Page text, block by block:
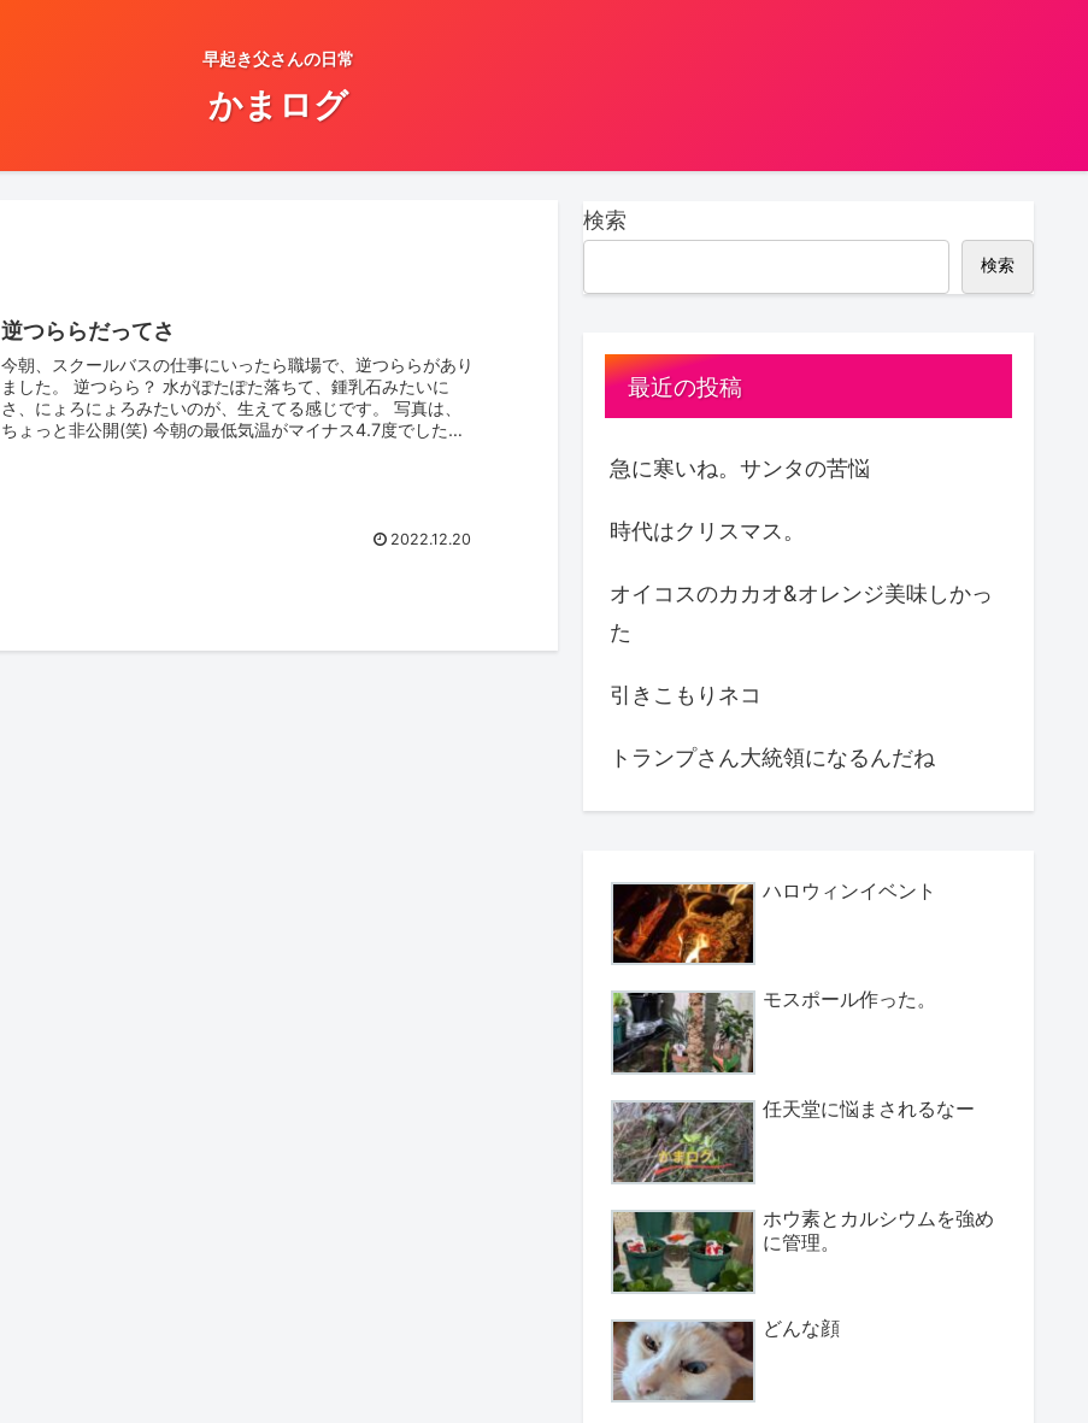
早起き父さんの日常
かまログ
逆つららだってさ
今朝、スクールバスの仕事にいったら職場で、逆つららがあり
ました。 逆つらら？ 水がぽたぽた落ちて、鍾乳石みたいに
さ、にょろにょろみたいのが、生えてる感じです。 写真は、
ちょっと非公開(笑) 今朝の最低気温がマイナス4.7度でした。
2022.12.20
検索
検索
最近の投稿
急に寒いね。サンタの苦悩
時代はクリスマス。
オイコスのカカオ&オレンジ美味しかっ
た
引きこもりネコ
トランプさん大統領になるんだね
ハロウィンイベント
モスポール作った。
任天堂に悩まされるなー
ホウ素とカルシウムを強め
に管理。
どんな顔